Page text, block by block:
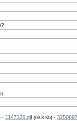
· 1147126.gif (69.8 Kb) ·